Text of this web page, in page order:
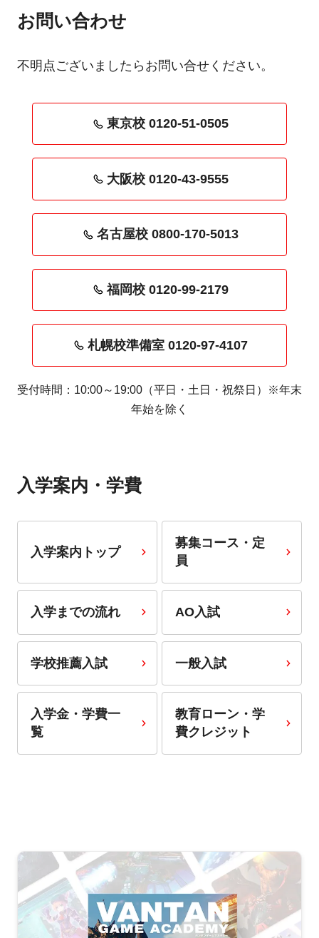
お問い合わせ
不明点ございましたらお問い合せください。
東京校 0120-51-0505
大阪校 0120-43-9555
名古屋校 0800-170-5013
福岡校 0120-99-2179
札幌校準備室 0120-97-4107
受付時間：10:00～19:00（平日・土日・祝祭日）※年末
年始を除く
入学案内・学費
入学案内トップ
募集コース・定
員
入学までの流れ AO入試
学校推薦入試 一般入試
入学金・学費一
覧
教育ローン・学
費クレジット